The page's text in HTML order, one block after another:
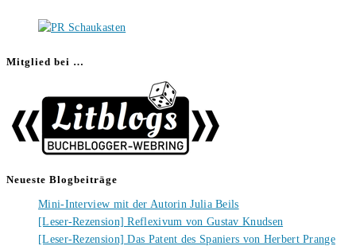
Mitglied bei …
Neueste Blogbeiträge
Mini-Interview mit der Autorin Julia Beils
[Leser-Rezension] Reflexivum von Gustav Knudsen
[Leser-Rezension] Das Patent des Spaniers von Herbert Prange